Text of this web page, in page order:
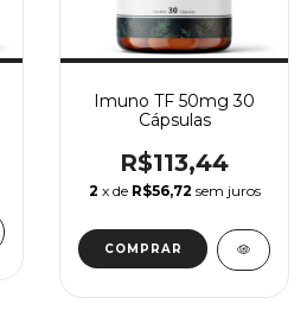
Imuno TF 50mg 30
Cápsulas
R$113,44
2 x de R$56,72 sem juros